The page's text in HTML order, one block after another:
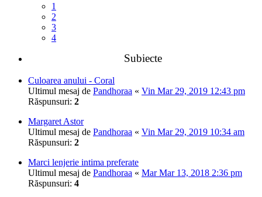
1
2
3
4
Subiecte
Culoarea anului - Coral
Ultimul mesaj de Pandhoraa « Vin Mar 29, 2019 12:43 pm
Răspunsuri: 2
Margaret Astor
Ultimul mesaj de Pandhoraa « Vin Mar 29, 2019 10:34 am
Răspunsuri: 2
Marci lenjerie intima preferate
Ultimul mesaj de Pandhoraa « Mar Mar 13, 2018 2:36 pm
Răspunsuri: 4